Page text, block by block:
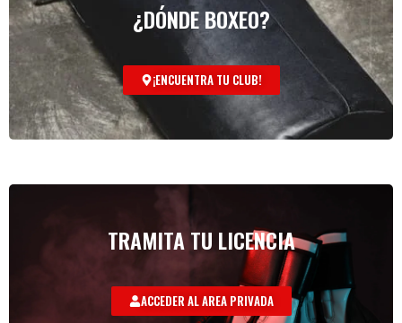
¿DÓNDE BOXEO?
¡ENCUENTRA TU CLUB!
TRAMITA TU LICENCIA
ACCEDER AL AREA PRIVADA